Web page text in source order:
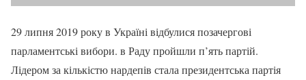
29 липня 2019 року в Україні відбулися позачергові
парламентські вибори. в Раду пройшли п’ять партій.
Лідером за кількістю нардепів стала президентська партія